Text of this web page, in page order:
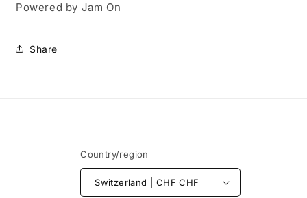
Powered by Jam On
Share
Country/region
Switzerland | CHF CHF